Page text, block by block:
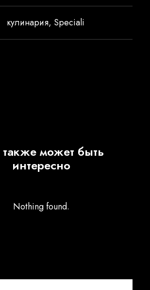
кулинария, Speciali
может быть
интересно
Nothing found.